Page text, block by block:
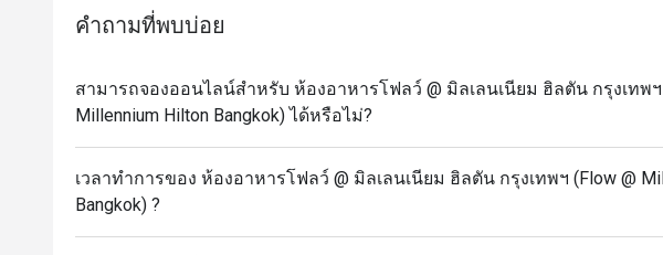
* Prices may be changed at any time without further notice on Public
(e.g. Christmas, New Year, Valentine’s day etc.)
more than 15 minutes early your reservation is not valid.
* Discount applies to Buffet and a la carte menu not applicable with drinks
restaurant’s ongoing promotion.
Promotion cannot be applied with any other in-house promotions. Please
conditions below for more details.
* Menu and pricing subject to change without notice.
คำถามที่พบบ่อย
สามารถจองออนไลน์สำหรับ ห้องอาหารโฟลว์ @ มิลเลนเนียม ฮิลตัน กรุงเทพฯ
Millennium Hilton Bangkok) ได้หรือไม่?
เวลาทำการของ ห้องอาหารโฟลว์ @ มิลเลนเนียม ฮิลตัน กรุงเทพฯ (Flow @
Bangkok) ?